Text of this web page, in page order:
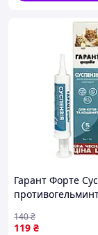
🚚 Работаем
📦 Поможем
получите
Гарант Форте
119 ₴
140₴